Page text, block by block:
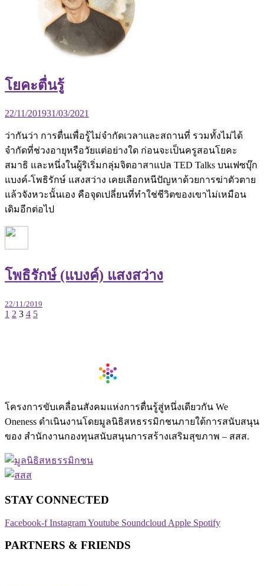
โยคะตื่นรู้
22/11/201931/03/2021
ว่ากันว่า การตื่นเพื่อรู้ไม่จำกัดเวลาและสถานที่ รวมทั้งไม่ได้
จำกัดที่ช่วงอายุหรือวัยแต่อย่างใด ก่อนจะเป็นครูสอนโยคะ
สมาธิ และหนึ่งในผู้ริเริ่มกลุ่มจิตอาสาแปล TED Talks บนเฟซบุ๊ก
แบงค์-โพธิรักษ์ แสงสว่าง เคยเลือกหนีปัญหาด้วยการฆ่าตัวตาย
แล้วจังหวะนั้นเอง คือจุดเปลี่ยนที่ทำใช่ชีวิตของเขาไม่เหมือน
เดิมอีกต่อไป
โพธิรักษ์ (แบงค์) แสงสว่าง
22/11/2019
1 2 3 4 5
โครงการขับเคลื่อนสังคมแห่งการตื่นรู้สู่หนึ่งเดียวกัน We
Oneness ดำเนินงานโดยมูลนิธิสหธรรมิกชนภายใต้การสนับสนุน
ของ สำนักงานกองทุนสนับสนุนการสร้างเสริมสุขภาพ – สสส.
STAY CONNECTED​
Facebook-f InstagramYoutube Soundcloud Apple Spotify
PARTNERS & FRIENDS